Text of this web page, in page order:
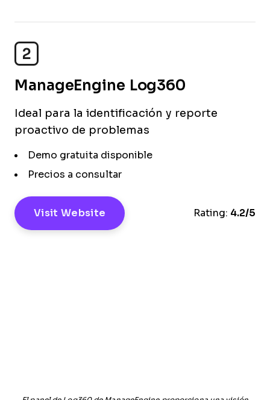
2
ManageEngine Log360
Ideal para la identificación y reporte
proactivo de problemas
Demo gratuita disponible
Precios a consultar
Visit Website Rating: 4.2/5